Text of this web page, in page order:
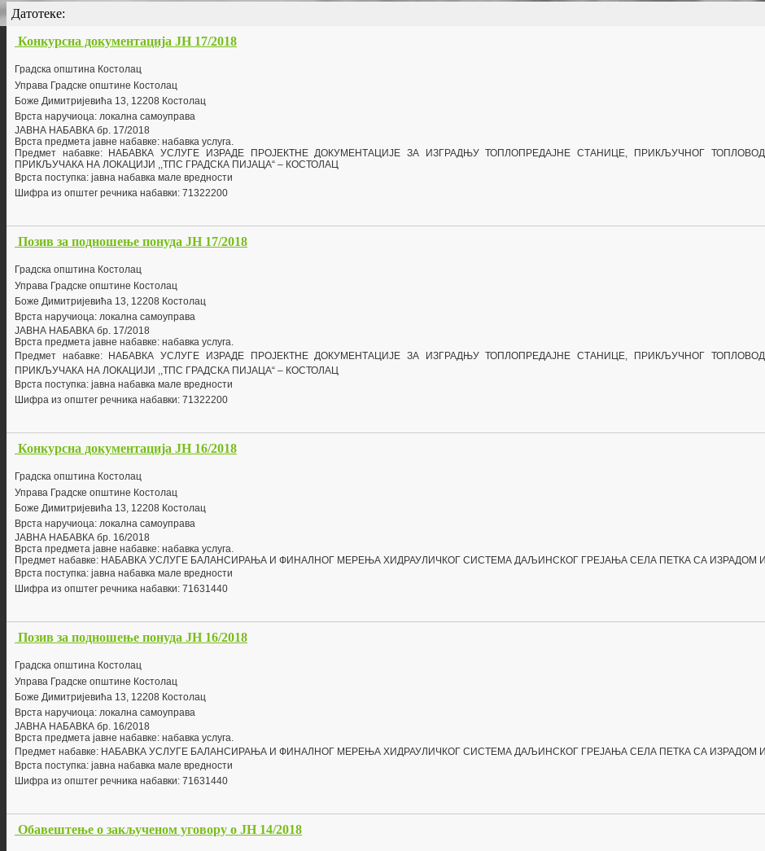
Датотеке:
Конкурсна документација ЈН 17/2018
Градска општина Костолац
Управа Градске општине Костолац
Боже Димитријевића 13, 12208 Костолац
Врста наручиоца: локална самоуправа
ЈАВНА НАБАВКА бр. 17/2018
Врста предмета јавне набавке: набавка услуга.
Предмет набавке:
НАБАВКА УСЛУГЕ ИЗРАДЕ ПРОЈЕКТНЕ ДОКУМЕНТАЦИЈЕ ЗА ИЗГРАДЊУ ТОПЛОПРЕДАЈНЕ СТАНИЦЕ, ПРИКЉУЧНОГ
ПРИКЉУЧАКА НА ЛОКАЦИЈИ ,,ТПС ГРАДСКА ПИЈАЦА“ – КОСТОЛАЦ
Врста поступка: јавна набавка мале вредности
Шифра из општег речника набавки: 71322200
Позив за подношење понуда ЈН 17/2018
Градска општина Костолац
Управа Градске општине Костолац
Боже Димитријевића 13, 12208 Костолац
Врста наручиоца: локална самоуправа
ЈАВНА НАБАВКА бр. 17/2018
Врста предмета јавне набавке: набавка услуга.
Предмет набавке:
НАБАВКА УСЛУГЕ ИЗРАДЕ ПРОЈЕКТНЕ ДОКУМЕНТАЦИЈЕ ЗА ИЗГРАДЊУ ТОПЛОПРЕДАЈНЕ СТАНИЦЕ, ПРИКЉУЧНОГ
ПРИКЉУЧАКА НА ЛОКАЦИЈИ ,,ТПС ГРАДСКА ПИЈАЦА“ – КОСТОЛАЦ
Врста поступка: јавна набавка мале вредности
Шифра из општег речника набавки: 71322200
Конкурсна документација ЈН 16/2018
Градска општина Костолац
Управа Градске општине Костолац
Боже Димитријевића 13, 12208 Костолац
Врста наручиоца: локална самоуправа
ЈАВНА НАБАВКА бр. 16/2018
Врста предмета јавне набавке: набавка услуга.
Предмет набавке: НАБАВКА УСЛУГЕ БАЛАНСИРАЊА И ФИНАЛНОГ МЕРЕЊА ХИДРАУЛИЧКОГ СИСТЕМА ДАЉИНСКОГ ГРЕЈАЊА СЕЛА ПЕТКА СА ИЗРАДОМ
Врста поступка: јавна набавка мале вредности
Шифра из општег речника набавки: 71631440
Позив за подношење понуда ЈН 16/2018
Градска општина Костолац
Управа Градске општине Костолац
Боже Димитријевића 13, 12208 Костолац
Врста наручиоца: локална самоуправа
ЈАВНА НАБАВКА бр. 16/2018
Врста предмета јавне набавке: набавка услуга.
Предмет набавке: НАБАВКА УСЛУГЕ БАЛАНСИРАЊА И ФИНАЛНОГ МЕРЕЊА ХИДРАУЛИЧКОГ СИСТЕМА ДАЉИНСКОГ ГРЕЈАЊА СЕЛА ПЕТКА СА ИЗРАДОМ
Врста поступка: јавна набавка мале вредности
Шифра из општег речника набавки: 71631440
Обавештење о закљученом уговору о ЈН 14/2018